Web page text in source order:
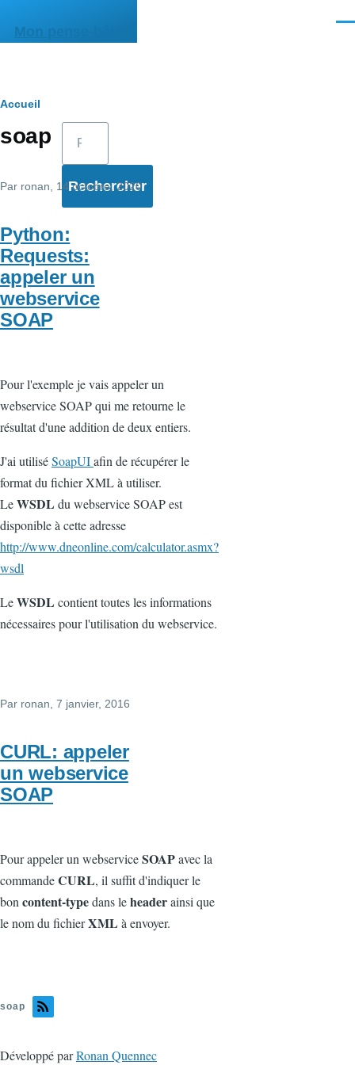
Mon pense-bête
Fil
d'Ariane
Accueil
soap
Par ronan , 14 octobre, 2020
Python:
Requests:
appeler un
webservice
SOAP
Pour l'exemple je vais appeler un
webservice SOAP qui me retourne le
résultat d'une addition de deux entiers.
J'ai utiliséSoapUIafin de récupérer le
format du fichier XML à utiliser.
LeWSDL du webservice SOAP est
disponible à cette adresse
http://www.dneonline.com/calculator.asmx?
wsdl
LeWSDL contient toutes les informations
nécessaires pour l'utilisation du webservice.
Par ronan , 7 janvier, 2016
CURL: appeler
un webservice
SOAP
Pour appeler un webserviceSOAPavec la
commandeCURL, il suffit d'indiquer le
bon content-typedans leheaderainsi que
le nom du fichierXML à envoyer.
soap
Développé parRonan Quennec